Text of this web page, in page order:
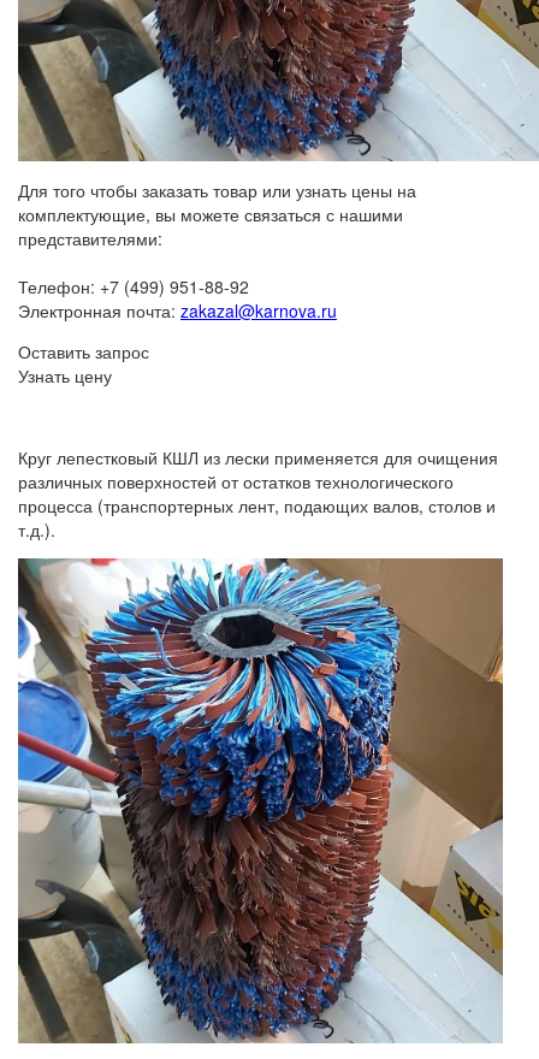
Для того чтобы заказать товар или узнать цены на
комплектующие, вы можете связаться с нашими
представителями:
Телефон: +7 (499) 951-88-92
Электронная почта: zakazal@karnova.ru
Оставить запрос
Узнать цену
Круг лепестковый КШЛ из лески применяется для очищения
различных поверхностей от остатков технологического
процесса (транспортерных лент, подающих валов, столов и
т.д.).